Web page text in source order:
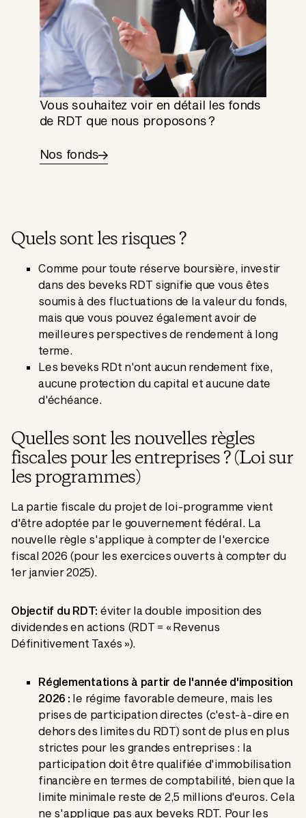
Vous souhaitez voir en détail les fonds
de RDT que nous proposons ?
Nos fonds
Quels sont les risques ?
Comme pour toute réserve boursière, investir
dans des beveks RDT signifie que vous êtes
soumis à des fluctuations de la valeur du fonds,
mais que vous pouvez également avoir de
meilleures perspectives de rendement à long
terme.
Les beveks RDt n'ont aucun rendement fixe,
aucune protection du capital et aucune date
d'échéance.
Quelles sont les nouvelles règles
fiscales pour les entreprises ? (Loi sur
les programmes)
La partie fiscale du projet de loi-programme vient
d'être adoptée par le gouvernement fédéral. La
nouvelle règle s'applique à compter de l'exercice
fiscal 2026 (pour les exercices ouverts à compter du
1er janvier 2025).
Objectif du RDT: éviter la double imposition des
dividendes en actions (RDT = « Revenus
Définitivement Taxés »).
Réglementations à partir de l'année d'imposition
2026 : le régime favorable demeure, mais les
prises de participation directes (c'est-à-dire en
dehors des limites du RDT) sont de plus en plus
strictes pour les grandes entreprises : la
participation doit être qualifiée d'immobilisation
financière en termes de comptabilité, bien que la
limite minimale reste de 2,5 millions d'euros. Cela
ne s'applique pas aux beveks RDT. Pour les